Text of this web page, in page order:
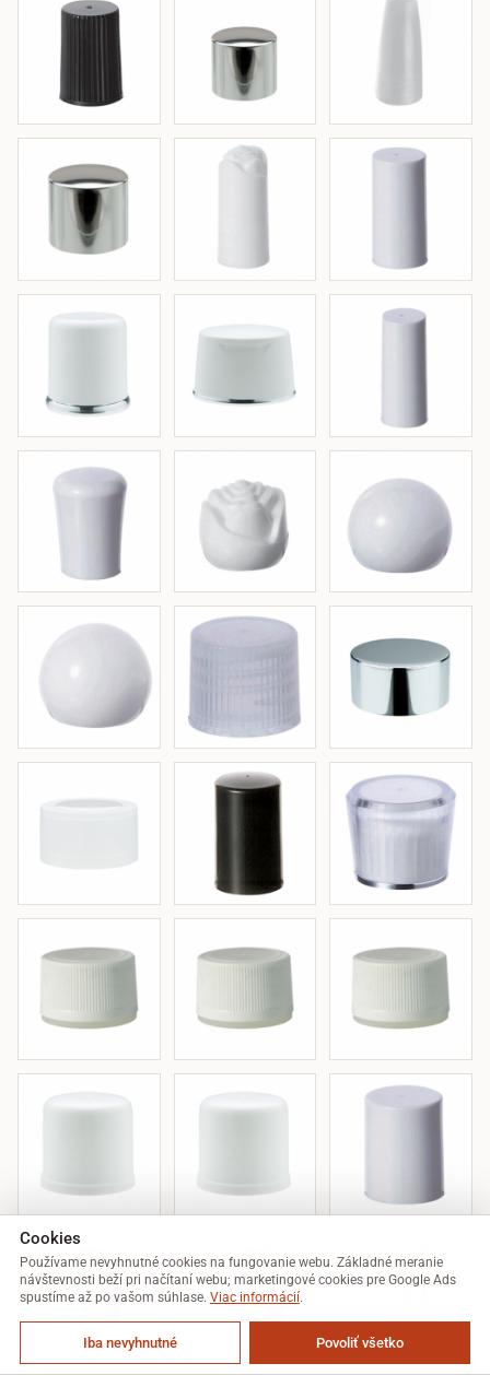
Cookies
Používame nevyhnutné cookies na fungovanie webu. Základné meranie
návštevnosti beží pri načítaní webu; marketingové cookies pre Google Ads
spustíme až po vašom súhlase. Viac informácií.
Iba nevyhnutné Povoliť všetko